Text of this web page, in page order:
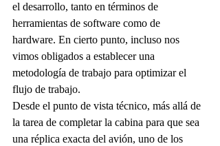
el desarrollo, tanto en términos de
herramientas de software como de
hardware. En cierto punto, incluso nos
vimos obligados a establecer una
metodología de trabajo para optimizar el
flujo de trabajo.
Desde el punto de vista técnico, más allá de
la tarea de completar la cabina para que sea
una réplica exacta del avión, uno de los